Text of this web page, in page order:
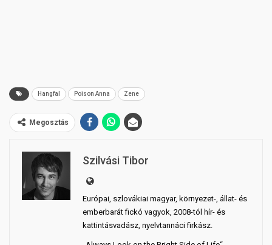
Hangfal Poison Anna Zene
Megosztás
Szilvási Tibor
Európai, szlovákiai magyar, környezet-, állat- és
emberbarát fickó vagyok, 2008-tól hír- és
kattintásvadász, nyelvtannáci firkász.